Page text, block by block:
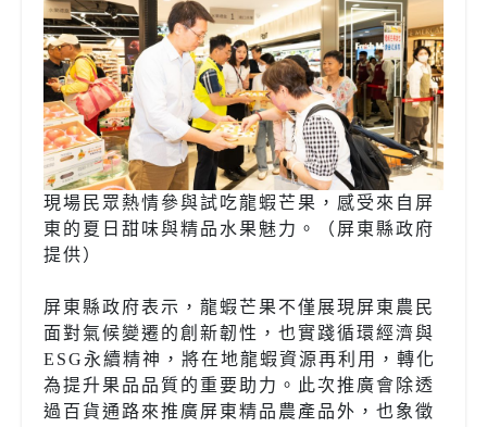
現場民眾熱情參與試吃龍蝦芒果，感受來自屏
東的夏日甜味與精品水果魅力。（屏東縣政府
提供）
屏東縣政府表示，龍蝦芒果不僅展現屏東農民
面對氣候變遷的創新韌性，也實踐循環經濟與
ESG永續精神，將在地龍蝦資源再利用，轉化
為提升果品品質的重要助力。此次推廣會除透
過百貨通路來推廣屏東精品農產品外，也象徵